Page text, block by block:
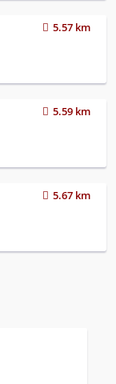
5.57 km
5.59 km
5.67 km